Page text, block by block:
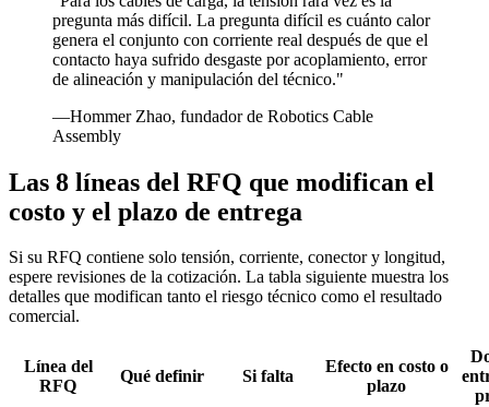
pregunta más difícil. La pregunta difícil es cuánto calor
genera el conjunto con corriente real después de que el
contacto haya sufrido desgaste por acoplamiento, error
de alineación y manipulación del técnico."
—Hommer Zhao, fundador de Robotics Cable
Assembly
Las 8 líneas del RFQ que modifican el
costo y el plazo de entrega
Si su RFQ contiene solo tensión, corriente, conector y longitud,
espere revisiones de la cotización. La tabla siguiente muestra los
detalles que modifican tanto el riesgo técnico como el resultado
comercial.
Línea del
RFQ
Qué definir Si falta
Efecto en costo o
plazo